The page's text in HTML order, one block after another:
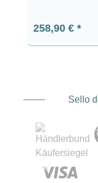
Precio normal:
258,90 €